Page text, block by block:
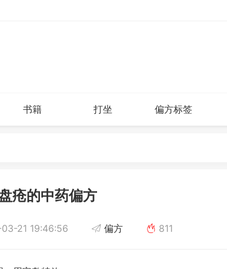
书籍 打坐 偏方标签
疮的中药偏方
21 19:46:56 偏方 811